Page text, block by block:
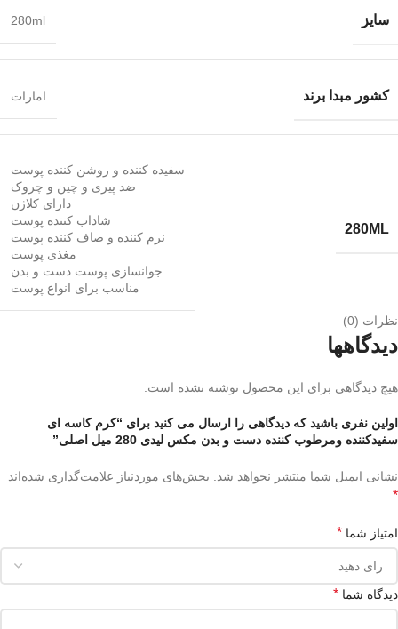
سایز 280ml
کشور مبدا برند امارات
280ML
سفیده کننده و روشن کننده پوست
ضد پیری و چین و چروک
دارای کلاژن
شاداب کننده پوست
نرم کننده و صاف کننده پوست
مغذی پوست
جوانسازی پوست دست و بدن
مناسب برای انواع پوست
نظرات (0)
دیدگاهها
هیچ دیدگاهی برای این محصول نوشته نشده است.
اولین نفری باشید که دیدگاهی را ارسال می کنید برای “کرم کاسه ای
سفیدکننده ومرطوب کننده دست و بدن مکس لیدی 280 میل اصلی”
نشانی ایمیل شما منتشر نخواهد شد. بخش‌های موردنیاز علامت‌گذاری شده‌اند
*
امتیاز شما *
دیدگاه شما *